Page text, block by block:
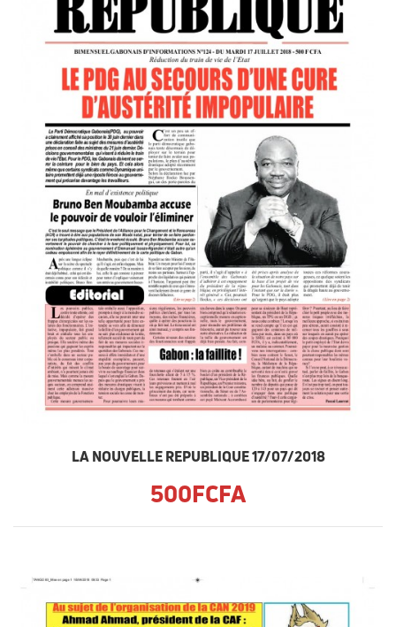
LA NOUVELLE REPUBLIQUE 17/07/2018
500FCFA